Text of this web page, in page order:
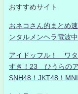
おすすめサイト
おネコさん的まとめ
ンタルメンヘラ電波
アイドッフル！ ワ
すき！23 ひうらの
SNH48！JKT48！